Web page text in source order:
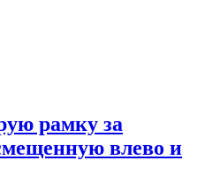
рамку за
влево и